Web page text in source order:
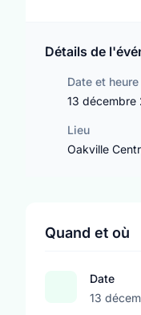
Détails de
Date et heure
13 décembre
Lieu
Oakville
Quand et où
Date
13